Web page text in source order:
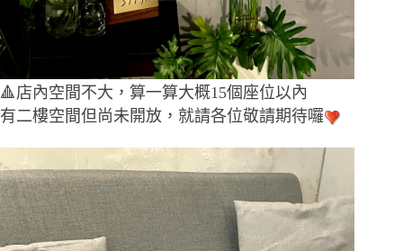
🔺店內空間不大，算一算大概15個座位以內
有二樓空間但尚未開放，就請各位敬請期待囉